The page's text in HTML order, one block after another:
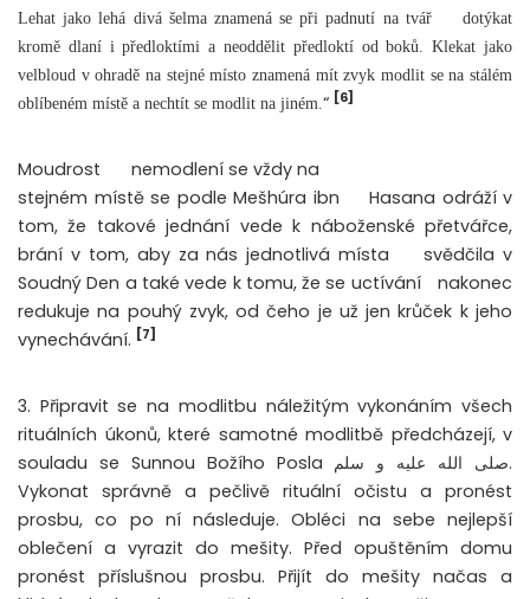
Lehat jako lehá divá šelma znamená se při padnutí na tvář
dotýkat
kromě dlaní i předloktími a neoddělit předloktí od boků. Klekat jako
velbloud v ohradě na stejné místo znamená mít zvyk modlit se na stálém
oblíbeném místě a nechtít se modlit na jiném. “ [6]
Moudrost
nemodlení se vždy na
stejném místě se podle Mešhúra ibn
Hasana odráží v
tom, že takové jednání vede k náboženské přetvářce,
brání v tom, aby za nás jednotlivá místa
svědčila v
Soudný Den a také vede k tomu, že se uctívání
nakonec
redukuje na pouhý zvyk, od čeho je už jen krůček k jeho
vynechávání. [7]
3. Připravit se na modlitbu náležitým vykonáním všech
rituálních úkonů, které samotné modlitbě předcházejí, v
souladu se Sunnou Božího Posla صلى الله عليه و سلم.
Vykonat správně a pečlivě rituální očistu a pronést
prosbu, co po ní následuje. Obléci na sebe nejlepší
oblečení a vyrazit do mešity. Před opuštěním domu
pronést příslušnou prosbu. Přijít do mešity načas a